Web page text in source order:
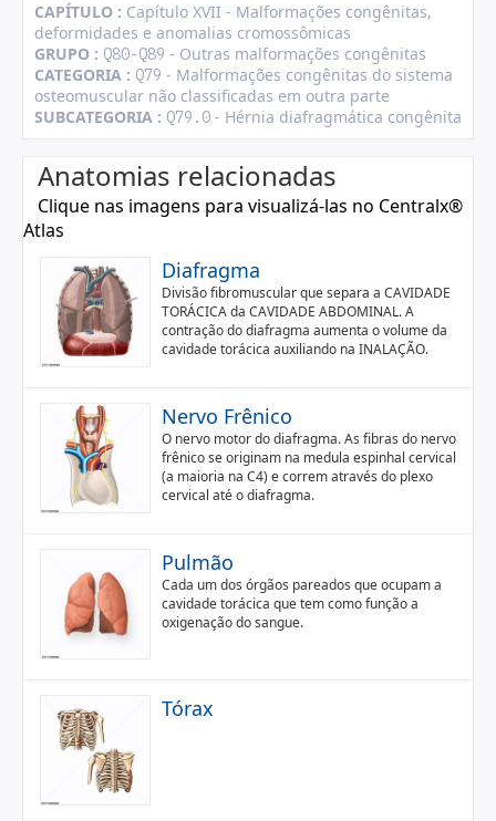
CAPÍTULO : Capítulo XVII - Malformações congênitas,
deformidades e anomalias cromossômicas
GRUPO : Q80-Q89 - Outras malformações congênitas
CATEGORIA : Q79 - Malformações congênitas do sistema
osteomuscular não classificadas em outra parte
SUBCATEGORIA : Q79.0 - Hérnia diafragmática congênita
Anatomias relacionadas
Clique nas imagens para visualizá-las no Centralx®
Atlas
Diafragma
Divisão fibromuscular que separa a CAVIDADE
TORÁCICA da CAVIDADE ABDOMINAL. A
contração do diafragma aumenta o volume da
cavidade torácica auxiliando na INALAÇÃO.
Nervo Frênico
O nervo motor do diafragma. As fibras do nervo
frênico se originam na medula espinhal cervical
(a maioria na C4) e correm através do plexo
cervical até o diafragma.
Pulmão
Cada um dos órgãos pareados que ocupam a
cavidade torácica que tem como função a
oxigenação do sangue.
Tórax